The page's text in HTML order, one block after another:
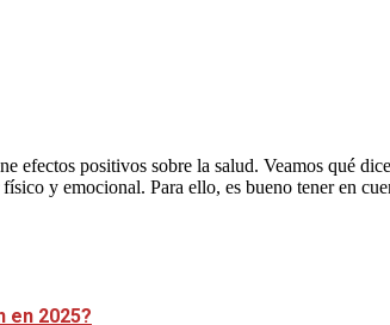
efectos positivos sobre la salud. Veamos qué
y emocional. Para ello, es bueno tener en
en 2025?